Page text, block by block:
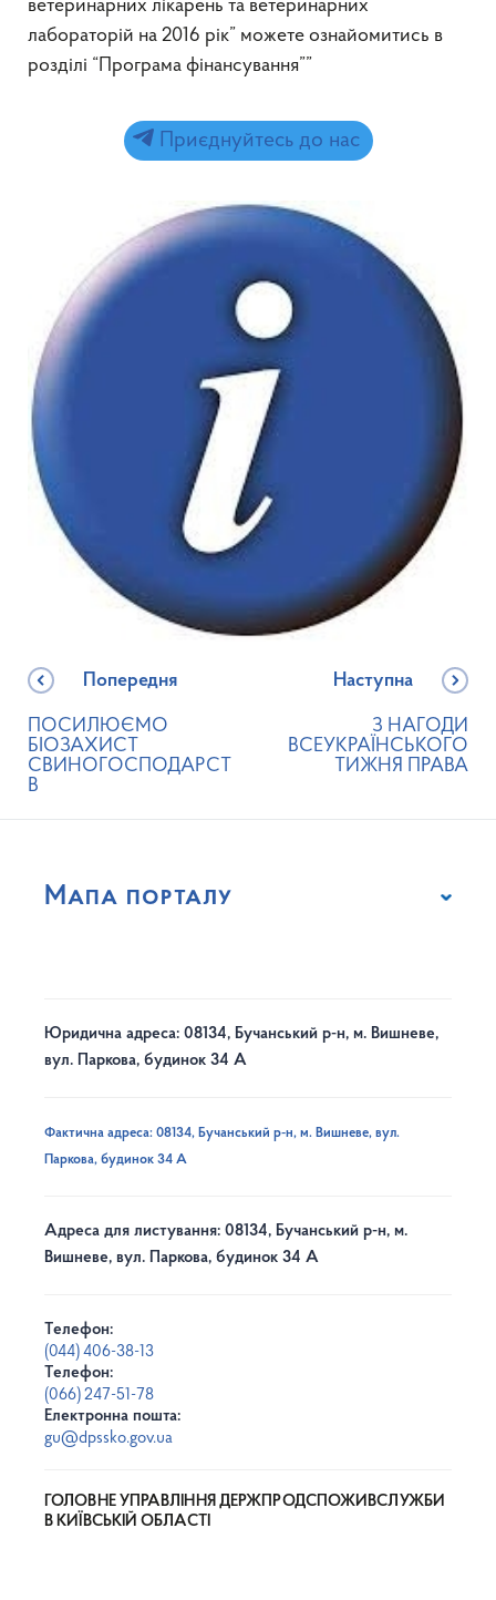
ветеринарних лікарень та ветеринарних
лабораторій на 2016 рік” можете ознайомитись в
розділі “Програма фінансування””
Приєднуйтесь до нас
Попередня
ПОСИЛЮЄМО
БІОЗАХИСТ
СВИНОГОСПОДАРСТ
В
Наступна
З НАГОДИ
ВСЕУКРАЇНСЬКОГО
ТИЖНЯ ПРАВА
Мапа порталу
Юридична адреса: 08134, Бучанський р-н, м. Вишневе,
вул. Паркова, будинок 34 А
Фактична адреса: 08134, Бучанський р-н, м. Вишневе, вул.
Паркова, будинок 34 А
Адреса для листування: 08134, Бучанський р-н, м.
Вишневе, вул. Паркова, будинок 34 А
Телефон:
(044) 406-38-13
Телефон:
(066) 247-51-78
Електронна пошта:
gu@dpssko.gov.ua
ГОЛОВНЕ УПРАВЛІННЯ ДЕРЖПРОДСПОЖИВСЛУЖБИ
В КИЇВСЬКІЙ ОБЛАСТІ